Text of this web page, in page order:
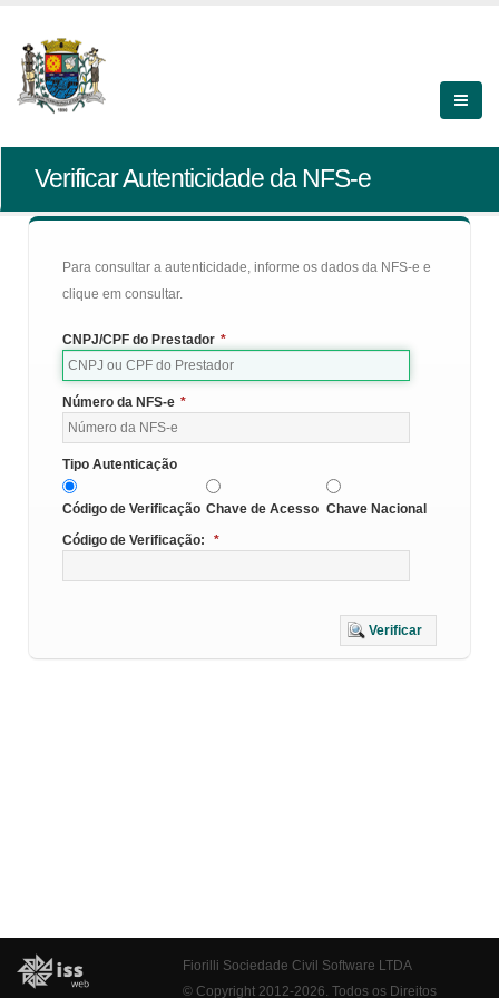
Verificar Autenticidade da NFS-e
Para consultar a autenticidade, informe os dados da NFS-e e
clique em consultar.
CNPJ/CPF do Prestador *
Número da NFS-e *
Tipo Autenticação
Código de Verificação Chave de Acesso Chave Nacional
Código de Verificação:
*
Verificar
Fiorilli Sociedade Civil Software LTDA
© Copyright 2012-2026. Todos os Direitos